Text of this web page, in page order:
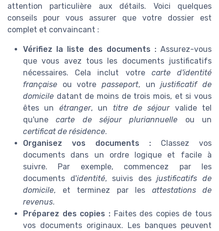
attention particulière aux détails. Voici quelques
conseils pour vous assurer que votre dossier est
complet et convaincant :
Vérifiez la liste des documents :Assurez-vous
que vous avez tous les documents justificatifs
nécessaires. Cela inclut votre carte d'identité
française ou votre passeport, unjustificatif de
domicile datant de moins de trois mois, et si vous
êtes un étranger, un titre de séjourvalide tel
qu'unecarte de séjour pluriannuelle ou un
certificat de résidence.
Organisez vos documents : Classez vos
documents dans un ordre logique et facile à
suivre. Par exemple, commencez par les
documents d'identité, suivis desjustificatifs de
domicile, et terminez par les attestations de
revenus.
Préparez des copies :Faites des copies de tous
vos documents originaux. Les banques peuvent